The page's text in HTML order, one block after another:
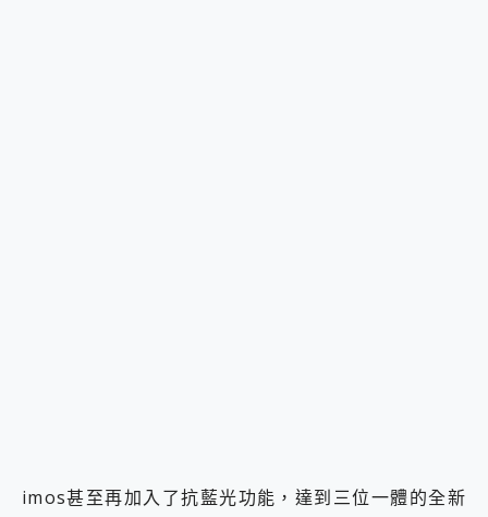
imos甚至再加入了抗藍光功能，達到三位一體的全新